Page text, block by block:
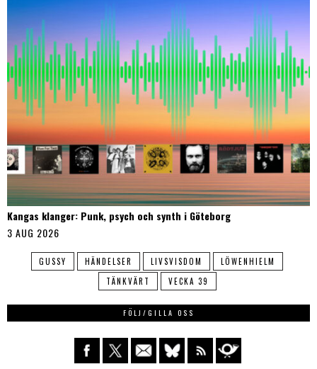
Kangas klanger: Punk, psych och synth i Göteborg
3 AUG 2026
GUSSY HÄNDELSER LIVSVISDOM
LÖWENHIELM
TÄNKVÄRT
VECKA 39
FÖLJ/GILLA OSS